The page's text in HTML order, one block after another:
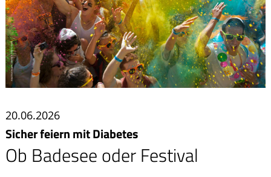
20.06.2026
Sicher feiern mit Diabetes
Ob Badesee oder Festival